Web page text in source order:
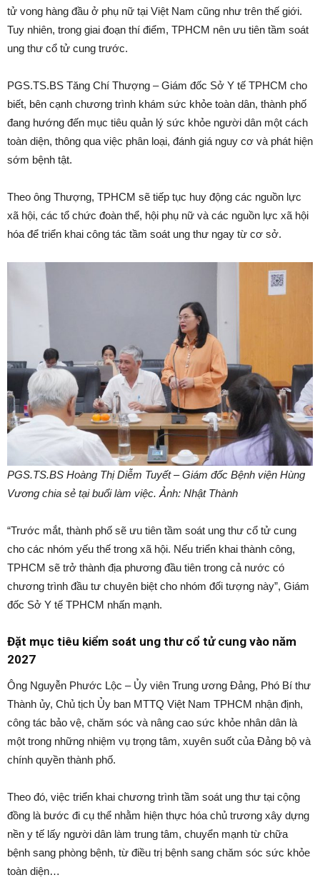
tử vong hàng đầu ở phụ nữ tại Việt Nam cũng như trên thế giới.
Tuy nhiên, trong giai đoạn thí điểm, TPHCM nên ưu tiên tầm soát
ung thư cổ tử cung trước.
PGS.TS.BS Tăng Chí Thượng – Giám đốc Sở Y tế TPHCM cho
biết, bên cạnh chương trình khám sức khỏe toàn dân, thành phố
đang hướng đến mục tiêu quản lý sức khỏe người dân một cách
toàn diện, thông qua việc phân loại, đánh giá nguy cơ và phát hiện
sớm bệnh tật.
Theo ông Thượng, TPHCM sẽ tiếp tục huy động các nguồn lực
xã hội, các tổ chức đoàn thể, hội phụ nữ và các nguồn lực xã hội
hóa để triển khai công tác tầm soát ung thư ngay từ cơ sở.
PGS.TS.BS Hoàng Thị Diễm Tuyết – Giám đốc Bệnh viện Hùng
Vương chia sẻ tại buổi làm việc. Ảnh: Nhật Thành
“Trước mắt, thành phố sẽ ưu tiên tầm soát ung thư cổ tử cung
cho các nhóm yếu thế trong xã hội. Nếu triển khai thành công,
TPHCM sẽ trở thành địa phương đầu tiên trong cả nước có
chương trình đầu tư chuyên biệt cho nhóm đối tượng này”, Giám
đốc Sở Y tế TPHCM nhấn mạnh.
Đặt mục tiêu kiểm soát ung thư cổ tử cung vào năm
2027
Ông Nguyễn Phước Lộc – Ủy viên Trung ương Đảng, Phó Bí thư
Thành ủy, Chủ tịch Ủy ban MTTQ Việt Nam TPHCM nhận định,
công tác bảo vệ, chăm sóc và nâng cao sức khỏe nhân dân là
một trong những nhiệm vụ trọng tâm, xuyên suốt của Đảng bộ và
chính quyền thành phố.
Theo đó, việc triển khai chương trình tầm soát ung thư tại cộng
đồng là bước đi cụ thể nhằm hiện thực hóa chủ trương xây dựng
nền y tế lấy người dân làm trung tâm, chuyển mạnh từ chữa
bệnh sang phòng bệnh, từ điều trị bệnh sang chăm sóc sức khỏe
toàn diện…